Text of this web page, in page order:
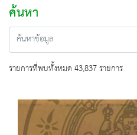
ค้นหา
รายการที่พบทั้งหมด 43,837 รายการ